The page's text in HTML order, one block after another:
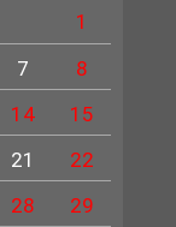
1
7
8
14
15
21
22
28
29